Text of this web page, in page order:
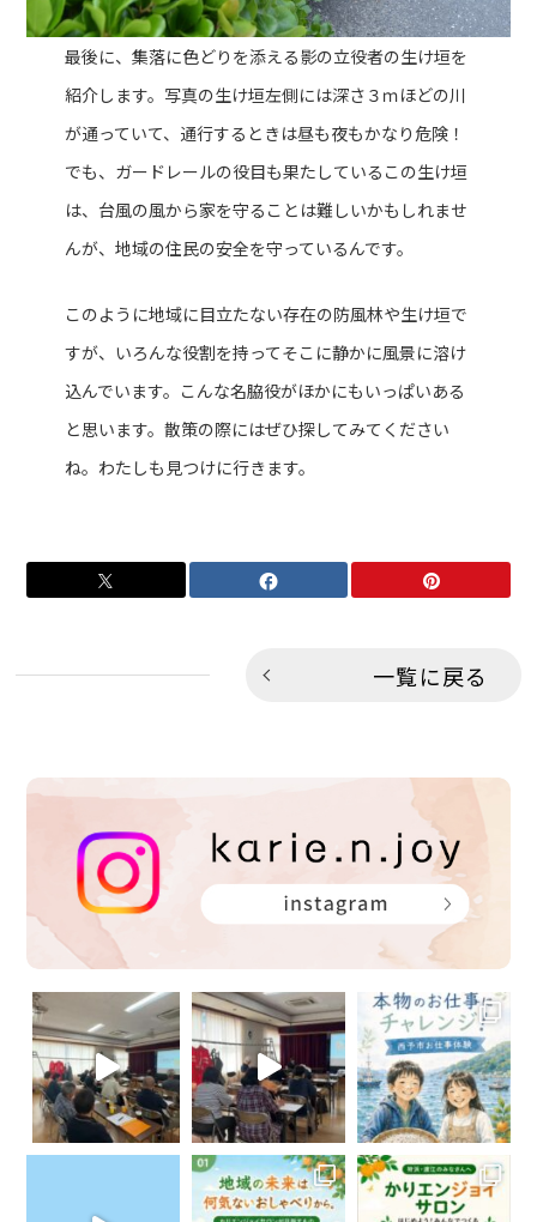
最後に、集落に色どりを添える影の立役者の生け垣を
紹介します。写真の生け垣左側には深さ３ｍほどの川
が通っていて、通行するときは昼も夜もかなり危険！
でも、ガードレールの役目も果たしているこの生け垣
は、台風の風から家を守ることは難しいかもしれませ
んが、地域の住民の安全を守っているんです。
このように地域に目立たない存在の防風林や生け垣で
すが、いろんな役割を持ってそこに静かに風景に溶け
込んでいます。こんな名脇役がほかにもいっぱいある
と思います。散策の際にはぜひ探してみてください
ね。わたしも見つけに行きます。
一覧に戻る